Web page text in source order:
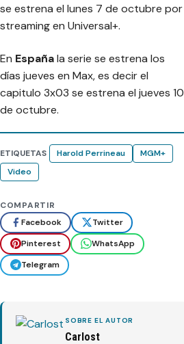
se estrena el lunes 7 de octubre por
streaming en Universal+.
En Españala serie se estrena los
días jueves en Max, es decir el
capitulo 3x03 se estrena el jueves 10
de octubre.
ETIQUETAS Harold Perrineau
MGM+
Video
COMPARTIR
Facebook
Twitter
Pinterest
WhatsApp
Telegram
SOBRE EL AUTOR
Carlost